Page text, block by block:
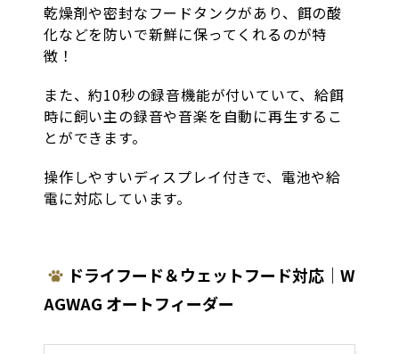
乾燥剤や密封なフードタンクがあり、餌の酸
化などを防いで新鮮に保ってくれるのが特
徴！
また、約10秒の録音機能が付いていて、給餌
時に飼い主の録音や音楽を自動に再生するこ
とができます。
操作しやすいディスプレイ付きで、電池や給
電に対応しています。
ドライフード＆ウェットフード対応｜ W
AGWAG オートフィーダー